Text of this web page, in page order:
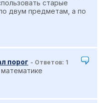
старые
двум предметам, а по
порог - Ответов: 1